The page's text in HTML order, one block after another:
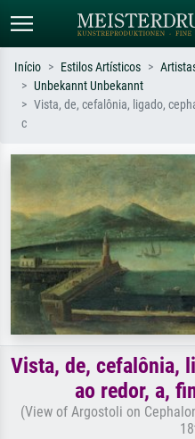
Pesquisa padrão
Pesquise por artista, título ou estilo –
impressionismo, onda de Hokusai, nu.
Início Estilos Artísticos
Unbekannt Unbekannt
Vista, de, cefalônia, ligado,
c
Vista, de, cefalônia,
ao redor, a,
(View of Argostoli on